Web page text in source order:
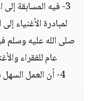
3- فيه المسابقة
لمبادرة الأغنياء
صلى الله عليه وسلم
عام للفقراء
4- أن العمل